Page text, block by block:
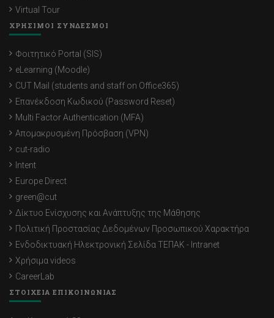
Virtual Tour
ΧΡΗΣΙΜΟΙ ΣΥΝΔΕΣΜΟΙ
Φοιτητικό Portal (SIS)
eLearning (Moodle)
CUT Mail (students and staff on Office365)
Επανέκδοση Κωδικού (Password Reset)
Multi Factor Authentication (MFA)
Απομακρυσμένη Πρόσβαση (VPN)
cut-radio
Intent
Europe Direct
green@cut
Δίκτυο Ενίσχυσης και Ανάπτυξης της Μάθησης
Πολιτική Προστασίας Δεδομένων Προσωπικού Χαρακτήρα
Ενδοδικτυακή Ηλεκτρονική Σελίδα ΤΕΠΑΚ - Intranet
Χρήσιμα videos
CareerLab
ΣΤΟΙΧΕΙΑ ΕΠΙΚΟΙΝΩΝΙΑΣ